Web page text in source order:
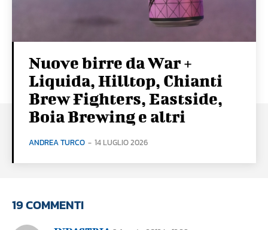
Nuove birre da War +
Liquida, Hilltop, Chianti
Brew Fighters, Eastside,
Boia Brewing e altri
ANDREA TURCO - 14 LUGLIO 2026
19 COMMENTI